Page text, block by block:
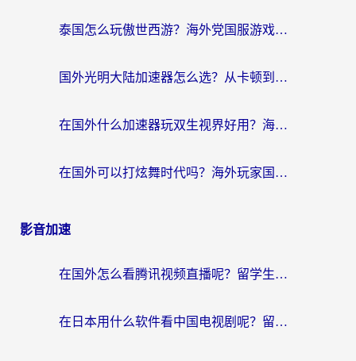
泰国怎么玩傲世西游？海外党国服游戏加速终极攻略（附光明大陆量子特攻实测）
国外光明大陆加速器怎么选？从卡顿到丝滑的终极指南（含德国玩走开外星人墨西哥玩俄罗斯方块技巧）
在国外什么加速器玩双生视界好用？海外党亲测不踩坑的终极指南
在国外可以打炫舞时代吗？海外玩家国服游戏加速全攻略（附实测推荐）
影音加速
在国外怎么看腾讯视频直播呢？留学生亲测有效的回国加速指南
在日本用什么软件看中国电视剧呢？留学生亲测有效的回国加速方案